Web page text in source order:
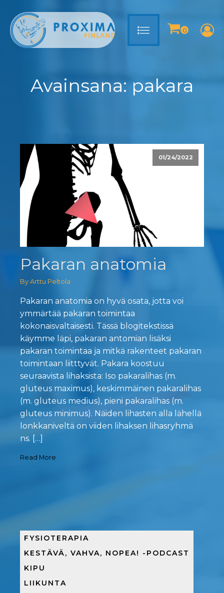
Avainsana: pakara
01/24/2022
Pakaran anatomia
By Arttu Peltola
Pakaran anatomia on hyvä osata, jotta voi
ymmärtää pakaran toimintaa
kokonaisvaltaisesti. Tässä blogitekstissä
käymme läpi, pakaran antomian lisäksi
pakaran toimintaa ja mitkä rakenteet pakaran
toimintaan liitttyvät. Pakara koostuu
seuraavista lihaksista: Iso pakaralihas (m.
gluteus maximus), keskimmäinen pakaralihas
(m. gluteus medius), pieni pakaralihas (m.
gluteus minimus). Näiden lihasten alla lähellä
lonkkaniveltä on viiden lihaksen lihasryhmä
ns. […]
Read More
FYSIOTERAPIA
KESTÄVÄ, VAHVA, NOPEA! -PODCAST
KIPU
LIIKUNTA